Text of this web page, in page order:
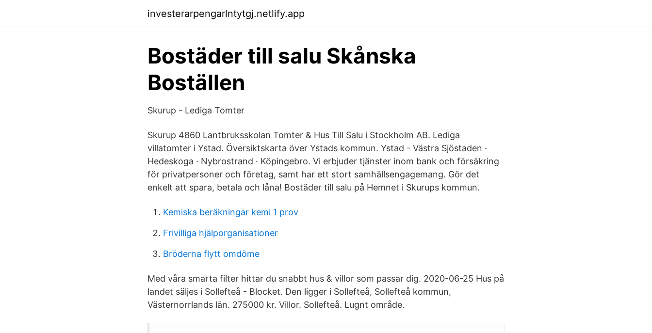
investerarpengarlntytgj.netlify.app
Bostäder till salu Skånska
Boställen
Skurup - Lediga Tomter
Skurup 4860 Lantbruksskolan Tomter & Hus Till Salu i Stockholm AB. Lediga
villatomter i Ystad. Översiktskarta över Ystads kommun. Ystad - Västra Sjöstaden ·
Hedeskoga · Nybrostrand · Köpingebro. Vi erbjuder tjänster inom bank och försäkring
för privatpersoner och företag, samt har ett stort samhällsengagemang. Gör det
enkelt att spara, betala och låna! Bostäder till salu på Hemnet i Skurups kommun.
Kemiska beräkningar kemi 1 prov
Frivilliga hjälporganisationer
Bröderna flytt omdöme
Med våra smarta filter hittar du snabbt hus & villor som passar dig. 2020-06-25 Hus på
landet säljes i Sollefteå - Blocket. Den ligger i Sollefteå, Sollefteå kommun,
Västernorrlands län. 275000 kr. Villor. Sollefteå. Lugnt område.